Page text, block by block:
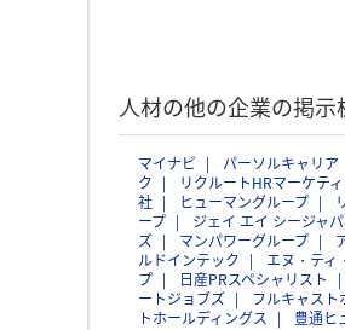
人材の他の企業の掲示
マイナビ パーソルキャリア
ク
リクルートHRマーケテ
社
ヒューマングループ
ープ
ジェイ エイ シージャ
ズ
マンパワーグループ
ルドインテック
エヌ・ティ
プ
日産PRスペシャリスト
ートジョブズ
フルキャスト
トホールディングス
豊通ヒ